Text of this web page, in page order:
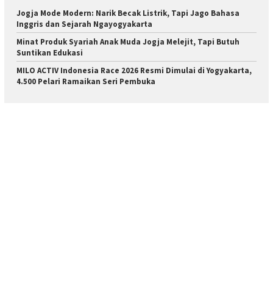
Jogja Mode Modern: Narik Becak Listrik, Tapi Jago Bahasa
Inggris dan Sejarah Ngayogyakarta
Minat Produk Syariah Anak Muda Jogja Melejit, Tapi Butuh
Suntikan Edukasi
MILO ACTIV Indonesia Race 2026 Resmi Dimulai di Yogyakarta,
4.500 Pelari Ramaikan Seri Pembuka